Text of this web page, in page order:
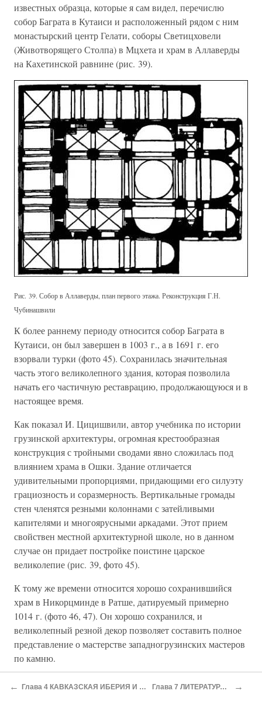
известных образца, которые я сам видел, перечислю
собор Баграта в Кутаиси и расположенный рядом с ним
монастырский центр Гелати, соборы Светицховели
(Животворящего Столпа) в Мцхета и храм в Аллаверды
на Кахетинской равнине (рис. 39).
Рис. 39. Собор в Аллаверды, план первого этажа. Реконструкция Г.Н.
Чубинашвили
К более раннему периоду относится собор Баграта в
Кутаиси, он был завершен в 1003 г., а в 1691 г. его
взорвали турки (фото 45). Сохранилась значительная
часть этого великолепного здания, которая позволила
начать его частичную реставрацию, продолжающуюся и в
настоящее время.
Как показал И. Цицишвили, автор учебника по истории
грузинской архитектуры, огромная крестообразная
конструкция с тройными сводами явно сложилась под
влиянием храма в Ошки. Здание отличается
удивительными пропорциями, придающими его силуэту
грациозность и соразмерность. Вертикальные громады
стен членятся резными колоннами с затейливыми
капителями и многоярусными аркадами. Этот прием
свойствен местной архитектурной школе, но в данном
случае он придает постройке поистине царское
великолепие (рис. 39, фото 45).
К тому же времени относится хорошо сохранившийся
храм в Никорцминде в Ратше, датируемый примерно
1014 г. (фото 46, 47). Он хорошо сохранился, и
великолепный резной декор позволяет составить полное
представление о мастерстве западногрузинских мастеров
по камню.
Следующей по времени строительства считается
← Глава 4 КАВКАЗСКАЯ ИБЕРИЯ И КОЛХИДА В АНТИЧНУЮ ЭПОХУ Глава 7 ЛИТЕРАТУРА И ПИСЬМЕННОСТЬ →